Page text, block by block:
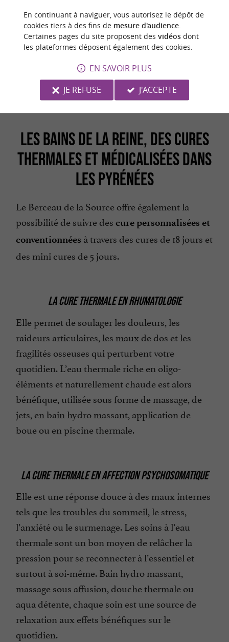
LES BAINS DE LA REINE, DES CURES
THERMALES ET MÉDICALISÉES DANS
LES PYRÉNÉES
Le Berceau de la Source offre également la
possibilité de suivre des cure personnalisées et
conventionnées à travers des cures de 18 jours et
des mini cures de 5 jours.
LA CURE THERMALE EN RHUMATOLOGIE
Elle permet de soulager les douleurs, les
raideurs articulaires, les maux de dos et les
fragilités osseuses qui perturbent votre
quotidien. L’eau thermale riche en oligo-
éléments et naturellement chaude est alors
bénéfique, utilisée sous forme de massage, de
jets, en bain hydro massant, application de
boue ou en piscine thermale.
LA CURE THERMALE EN AFFECTION PSYCHOSOMATIQUE
Elle est une réponse douce à des maux internes
tels que les troubles du sommeil, le stress,
l’anxiété ou le surmenage. Les soins à l’eau
thermale sont un bon moyen de relâcher la
pression pour se reconnecter à l’essentiel et
surtout à soi-même. Bain hydro massant,
massage sous affusion, douche thermale ou
aqua détente, chaque soin est une source de
relaxation aux effets bénéfiques sur le
quotidien.
En continuant à naviguer, vous autorisez le dépôt de
cookies tiers à des fins de mesure d'audience.
Certaines pages du site proposent des vidéosdont
les plateformes déposent également des cookies.
EN SAVOIR PLUS
JE REFUSE
J'ACCEPTE